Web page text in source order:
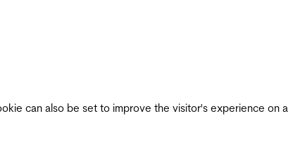
can also be set to improve the visitor's experience on a